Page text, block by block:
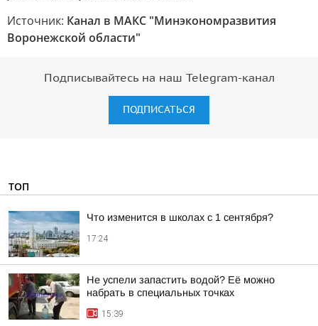
Источник: Канал в МАКС "Минэкономразвития
Воронежской области"
Подписывайтесь на наш Telegram-канал
ПОДПИСАТЬСЯ
ТОП
Что изменится в школах с 1 сентября?
17:24
Не успели запастить водой? Её можно
набрать в специальных точках
15:39